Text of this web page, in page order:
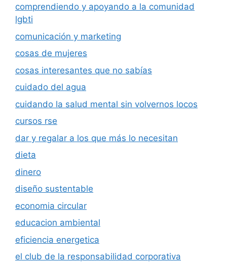
comprendiendo y apoyando a la comunidad
lgbti
comunicación y marketing
cosas de mujeres
cosas interesantes que no sabías
cuidado del agua
cuidando la salud mental sin volvernos locos
cursos rse
dar y regalar a los que más lo necesitan
dieta
dinero
diseño sustentable
economia circular
educacion ambiental
eficiencia energetica
el club de la responsabilidad corporativa